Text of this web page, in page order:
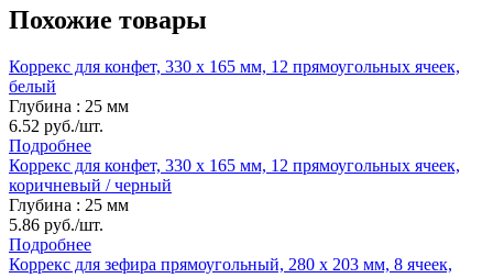
Похожие товары
Коррекс для конфет, 330 x 165 мм, 12 прямоугольных ячеек,
белый
Глубина : 25 мм
6.52 руб./шт.
Подробнее
Коррекс для конфет, 330 x 165 мм, 12 прямоугольных ячеек,
коричневый / черный
Глубина : 25 мм
5.86 руб./шт.
Подробнее
Коррекс для зефира прямоугольный, 280 x 203 мм, 8 ячеек,